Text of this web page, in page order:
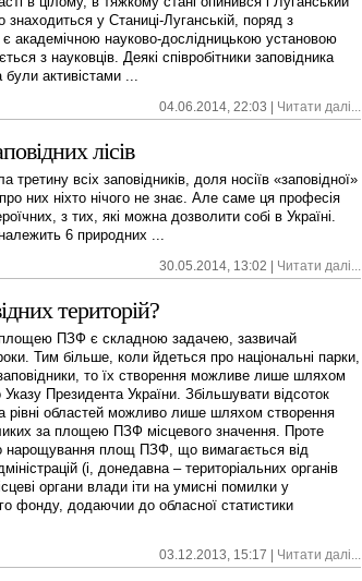
у Станиці-Луганській, поряд з
академічною науково-дослідницькою установою
з науковців. Деякі співробітники заповідника
активістами ...
04.06.2014, 22:03 | Читати далі...
лісів
всіх заповідників, доля носіїв «заповідної»
них ніхто нічого не знає. Але саме ця професія
з тих, які можна дозволити собі в Україні.
6 природних ...
30.05.2014, 13:02 | Читати далі...
територій?
ПЗФ є складною задачею, зазвичай
Тим більше, коли йдеться про національні парки,
то їх створення можливе лише шляхом
Указу Президента України. Збільшувати відсоток
рівні областей можливо лише шляхом створення
за площею ПЗФ місцевого значення. Проте
нарощування площ ПЗФ, що вимагається від
(і, донедавна – територіальних органів
органи влади іти на умисні помилки у
фонду, додаючии до обласної статистики
03.12.2013, 15:17 | Читати далі...